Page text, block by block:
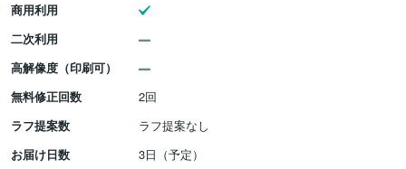
商用利用
二次利用
高解像度（印刷可）
無料修正回数
2回
ラフ提案数
ラフ提案なし
お届け日数
3日（予定）